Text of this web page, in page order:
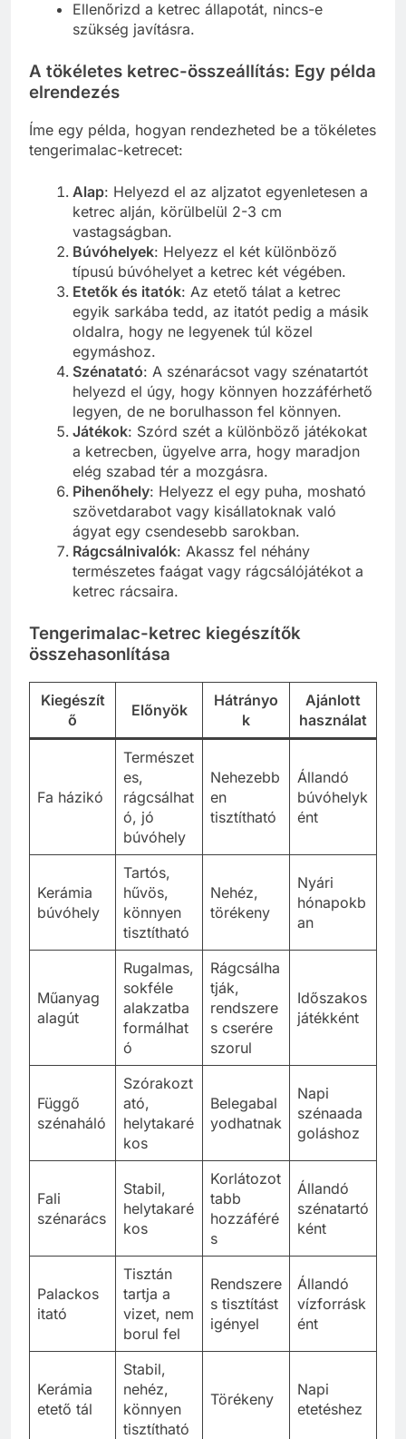
Ellenőrizd a ketrec állapotát, nincs-e
szükség javításra.
A tökéletes ketrec-összeállítás: Egy példa
elrendezés
Íme egy példa, hogyan rendezheted be a tökéletes
tengerimalac-ketrecet:
Alap: Helyezd el az aljzatot egyenletesen a
ketrec alján, körülbelül 2-3 cm
vastagságban.
Búvóhelyek: Helyezz el két különböző
típusú búvóhelyet a ketrec két végében.
Etetők és itatók: Az etető tálat a ketrec
egyik sarkába tedd, az itatót pedig a másik
oldalra, hogy ne legyenek túl közel
egymáshoz.
Szénatató: A szénarácsot vagy szénatartót
helyezd el úgy, hogy könnyen hozzáférhető
legyen, de ne borulhasson fel könnyen.
Játékok: Szórd szét a különböző játékokat
a ketrecben, ügyelve arra, hogy maradjon
elég szabad tér a mozgásra.
Pihenőhely: Helyezz el egy puha, mosható
szövetdarabot vagy kisállatoknak való
ágyat egy csendesebb sarokban.
Rágcsálnivalók: Akassz fel néhány
természetes faágat vagy rágcsálójátékot a
ketrec rácsaira.
Tengerimalac-ketrec kiegészítők
összehasonlítása
Kiegészít
ő
Előnyök
Hátrányo
k
Ajánlott
használat
Fa házikó
Természet
es,
rágcsálhat
ó, jó
búvóhely
Nehezebb
en
tisztítható
Állandó
búvóhelyk
ént
Kerámia
búvóhely
Tartós,
hűvös,
könnyen
tisztítható
Nehéz,
törékeny
Nyári
hónapokb
an
Műanyag
alagút
Rugalmas,
sokféle
alakzatba
formálhat
ó
Rágcsálha
tják,
rendszere
s cserére
szorul
Időszakos
játékként
Függő
szénaháló
Szórakozt
ató,
helytakaré
kos
Belegabal
yodhatnak
Napi
szénaada
goláshoz
Fali
szénarács
Stabil,
helytakaré
kos
Korlátozot
tabb
hozzáféré
s
Állandó
szénatartó
ként
Palackos
itató
Tisztán
tartja a
vizet, nem
borul fel
Rendszere
s tisztítást
igényel
Állandó
vízforrásk
ént
Kerámia
etető tál
Stabil,
nehéz,
könnyen
tisztítható
Törékeny
Napi
etetéshez